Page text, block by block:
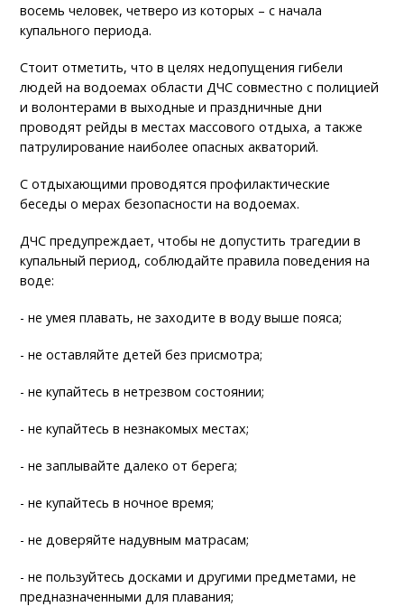
восемь человек, четверо из которых – с начала
купального периода.
Стоит отметить, что в целях недопущения гибели
людей на водоемах области ДЧС совместно с полицией
и волонтерами в выходные и праздничные дни
проводят рейды в местах массового отдыха, а также
патрулирование наиболее опасных акваторий.
С отдыхающими проводятся профилактические
беседы о мерах безопасности на водоемах.
ДЧС предупреждает, чтобы не допустить трагедии в
купальный период, соблюдайте правила поведения на
воде:
- не умея плавать, не заходите в воду выше пояса;
- не оставляйте детей без присмотра;
- не купайтесь в нетрезвом состоянии;
- не купайтесь в незнакомых местах;
- не заплывайте далеко от берега;
- не купайтесь в ночное время;
- не доверяйте надувным матрасам;
- не пользуйтесь досками и другими предметами, не
предназначенными для плавания;